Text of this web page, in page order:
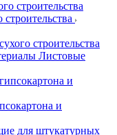
строительства
Листовые
и